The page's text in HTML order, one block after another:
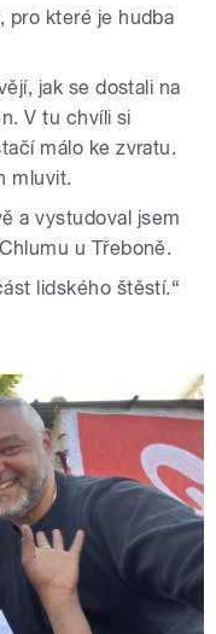
pro které je hudba
jak se dostali na
V tu chvíli si
málo ke zvratu.
mluvit.
a vystudoval jsem
u Třeboně.
lidského štěstí.“